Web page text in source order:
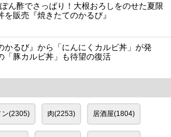
ん酢でさっぱり！大根おろしをのせた夏限
を販売『焼きたてのかるび』
かるび』から「にんにくカルビ丼」が発
「豚カルビ丼」も待望の復活
ン(2305) 肉(2253) 居酒屋(1804)